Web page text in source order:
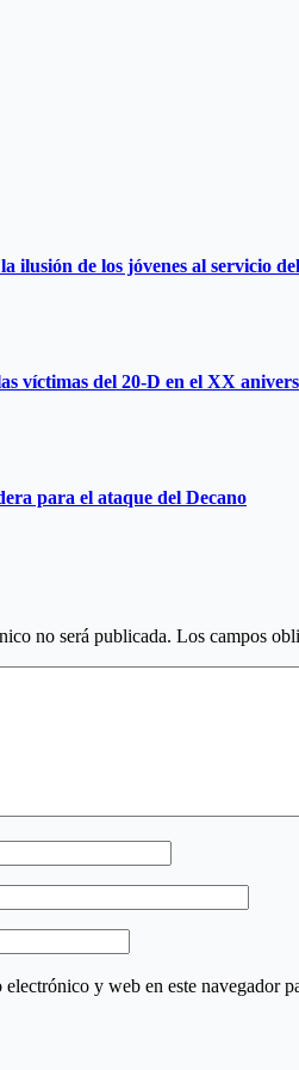
ilusión de los jóvenes al servicio
víctimas del 20-D en el XX
para el ataque del Decano
no será publicada. Los campos
y web en este navegador